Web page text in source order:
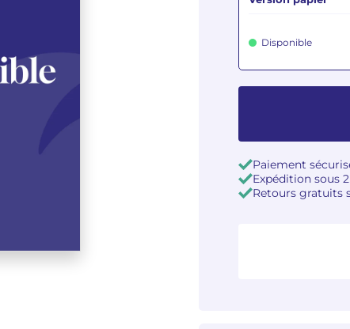
Disponible
Paiement
Expédition sous
Retours gratuits